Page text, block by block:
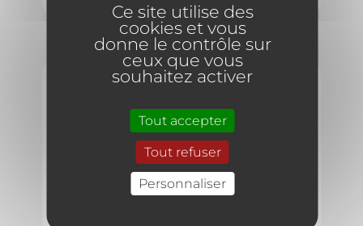
surpression 100 litres
monté avec pompe
de surface JET200 -
230 V 1500 W
Ce site utilise des
cookies et vous
donne le contrôle sur
ceux que vous
souhaitez activer
Tout accepter
Tout refuser
Personnaliser